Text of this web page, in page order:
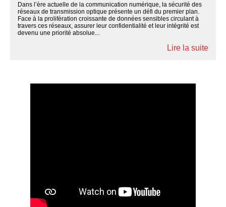
Dans l’ère actuelle de la communication numérique, la sécurité des
réseaux de transmission optique présente un défi du premier plan.
Face à la prolifération croissante de données sensibles circulant à
travers ces réseaux, assurer leur confidentialité et leur intégrité est
devenu une priorité absolue...
Lire la suite